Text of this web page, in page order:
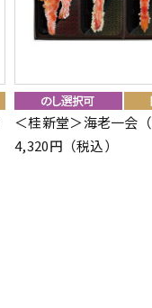
＜桂新堂＞海老一会（
4,320円（税込）